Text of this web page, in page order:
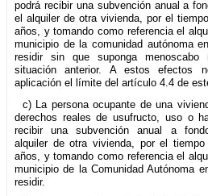
podrá recibir una subvención anual a
el alquiler de otra vivienda, por el
años, y tomando como referencia el
municipio de la comunidad autónoma
residir sin que suponga
situación anterior. A estos efectos
aplicación el límite del artículo 4.4 de
c) La persona ocupante de una
derechos reales de usufructo, uso o
recibir una subvención anual a
alquiler de otra vivienda, por el
años, y tomando como referencia el
municipio de la Comunidad Autónoma
residir.